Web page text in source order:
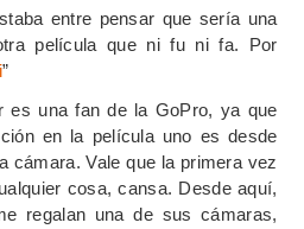
entre pensar que sería una
película que ni fu ni fa. Por
”
es una fan de la GoPro, ya que
en la película uno es desde
cámara. Vale que la primera vez
cosa, cansa. Desde aquí,
regalan una de sus cámaras,